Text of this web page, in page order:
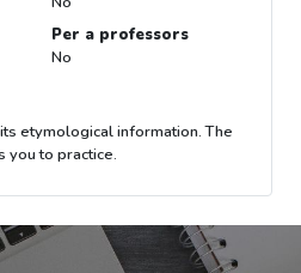
Per a professors
No
etymological information. The
you to practice.